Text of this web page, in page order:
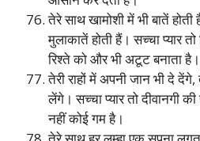
तेरे साथ खामोशी में भी बातें होती
मुलाकातें होती हैं। सच्चा प्यार
रिश्ते को और भी अटूट बनाता है।
तेरी राहों में अपनी जान भी दे देंगे,
लेंगे। सच्चा प्यार तो दीवानगी
नहीं कोई गम है।